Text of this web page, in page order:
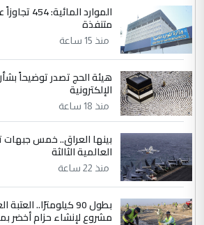
الموارد
متنفذة
منذ 15 ساعة
هيئة الحج تصدر توضيحاً
الإلكترونية
منذ 18 ساعة
بينها العراق.. خمس جبهات
العالمية الثالثة
منذ 22 ساعة
بطول 90 كيلومترًا..
مشروع لإنشاء حزام أخضر